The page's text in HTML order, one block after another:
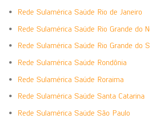
Rede Sulamérica Saúde Rio de Janeiro
Rede Sulamérica Saúde Rio Grande do
Rede Sulamérica Saúde Rio Grande do
Rede Sulamérica Saúde Rondônia
Rede Sulamérica Saúde Roraima
Rede Sulamérica Saúde Santa Catarina
Rede Sulamérica Saúde São Paulo